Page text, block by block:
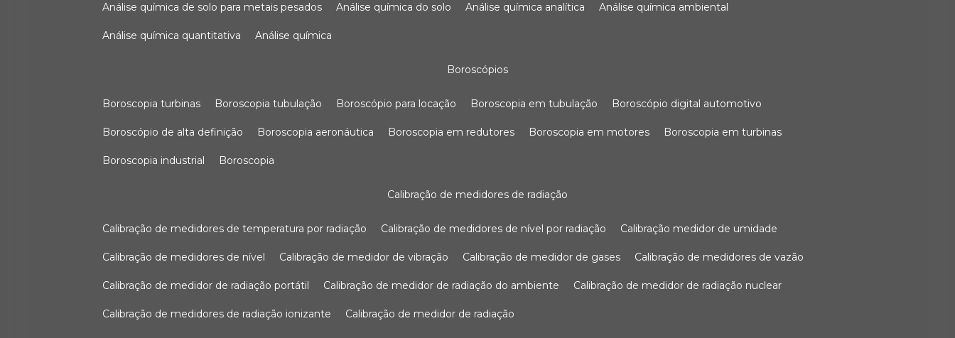
análise química de solo para metais pesados análise química do solo análise química analítica análise química ambiental
análise química quantitativa análise química
boroscópios
boroscopia turbinas boroscopia tubulação boroscópio para locação boroscopia em tubulação boroscópio digital automotivo
boroscópio de alta definição boroscopia aeronáutica boroscopia em redutores boroscopia em motores boroscopia em turbinas
boroscopia industrial boroscopia
calibração de medidores de radiação
calibração de medidores de temperatura por radiação calibração de medidores de nível por radiação calibração medidor de umidade
calibração de medidores de nível calibração de medidor de vibração calibração de medidor de gases calibração de medidores de vazão
calibração de medidor de radiação portátil calibração de medidor de radiação do ambiente calibração de medidor de radiação nuclear
calibração de medidores de radiação ionizante calibração de medidor de radiação